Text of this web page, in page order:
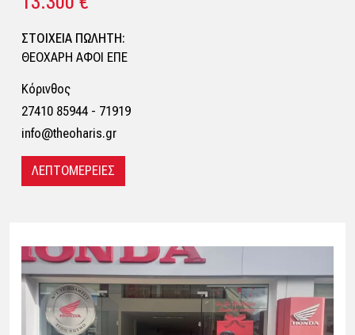
ΣΤΟΙΧΕΙΑ ΠΩΛΗΤΗ:
ΘΕΟΧΑΡΗ ΑΦΟΙ ΕΠΕ
Κόρινθος
27410 85944 - 71919
info@theoharis.gr
ΛΕΠΤΟΜΕΡΕΙΕΣ